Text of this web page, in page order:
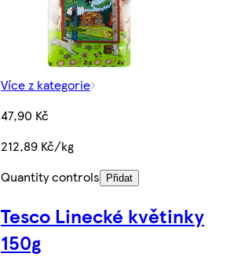
Více z kategorie
47,90 Kč
212,89 Kč/kg
Quantity controls
Přidat
Tesco Linecké květinky
150g